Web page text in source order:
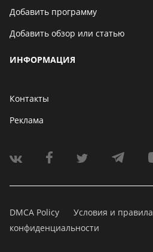
Добавить программу
Добавить обзор или статью
ИНФОРМАЦИЯ
Контакты
Реклама
DMCA Policy Условия и правила
конфиденциальности